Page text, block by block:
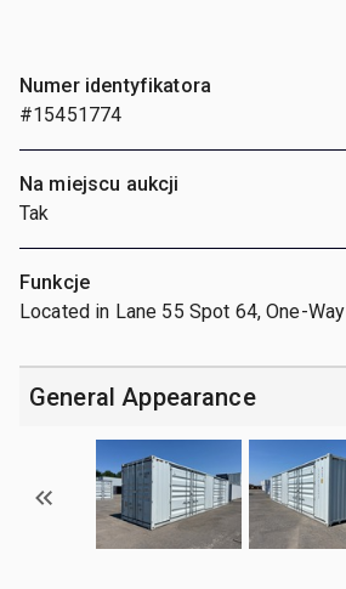
Numer identyfikatora
#15451774
Na miejscu aukcji
Tak
Funkcje
Located in Lane 55 Spot 64, One-Way
General Appearance